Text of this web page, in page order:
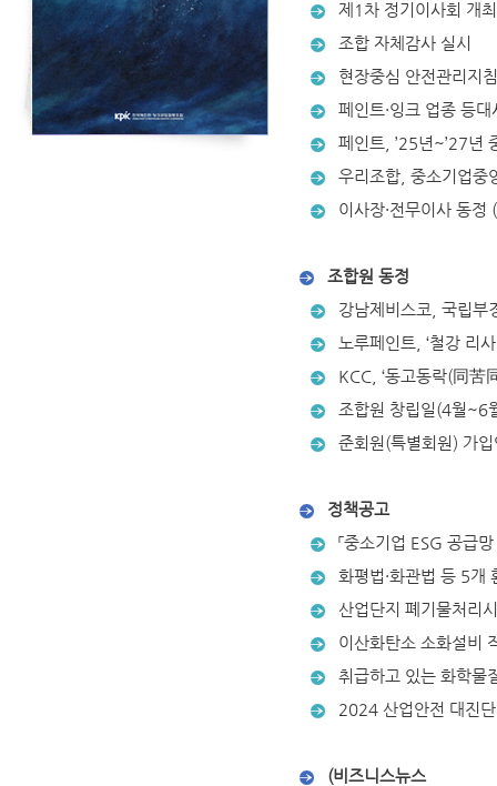
제1차 정기이사회 개최
조합 자체감사 실시
현장중심 안전관리지
페인트·잉크 업종 등
페인트, ’25년~’27년
우리조합, 중소기업중
이사장·전무이사 동
조합원 동정
강남제비스코, 국립부
노루페인트, ‘철강 리
KCC, ‘동고동락(同苦
조합원 창립일(4월~6
준회원(특별회원) 가입
정책공고
「중소기업 ESG 공급
화평법·화관법 등 5개
산업단지 폐기물처리
이산화탄소 소화설비
취급하고 있는 화학물
2024 산업안전 대진단
(비즈니스뉴스